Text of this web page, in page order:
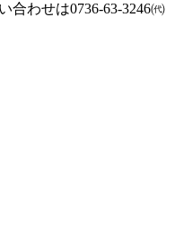
合わせは0736-63-3246㈹